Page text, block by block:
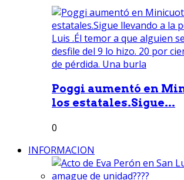
Poggi aumentó en
los estatales.Sigue...
0
INFORMACION